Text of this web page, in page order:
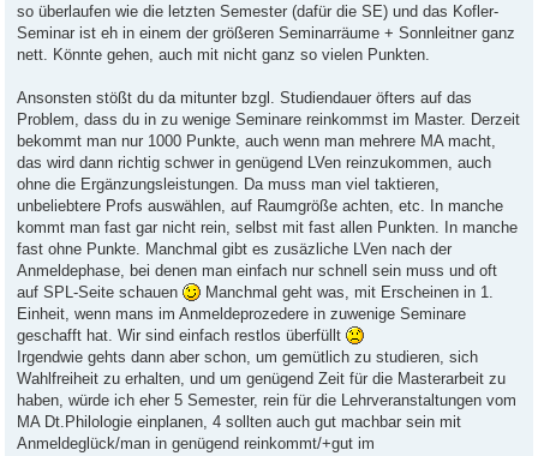
so überlaufen wie die letzten Semester (dafür die SE) und das Kofler-
Seminar ist eh in einem der größeren Seminarräume + Sonnleitner ganz
nett. Könnte gehen, auch mit nicht ganz so vielen Punkten.
Ansonsten stößt du da mitunter bzgl. Studiendauer öfters auf das
Problem, dass du in zu wenige Seminare reinkommst im Master. Derzeit
bekommt man nur 1000 Punkte, auch wenn man mehrere MA macht,
das wird dann richtig schwer in genügend LVen reinzukommen, auch
ohne die Ergänzungsleistungen. Da muss man viel taktieren,
unbeliebtere Profs auswählen, auf Raumgröße achten, etc. In manche
kommt man fast gar nicht rein, selbst mit fast allen Punkten. In manche
fast ohne Punkte. Manchmal gibt es zusäzliche LVen nach der
Anmeldephase, bei denen man einfach nur schnell sein muss und oft
auf SPL-Seite schauen
Manchmal geht was, mit Erscheinen in 1.
Einheit, wenn mans im Anmeldeprozedere in zuwenige Seminare
geschafft hat. Wir sind einfach restlos überfüllt
Irgendwie gehts dann aber schon, um gemütlich zu studieren, sich
Wahlfreiheit zu erhalten, und um genügend Zeit für die Masterarbeit zu
haben, würde ich eher 5 Semester, rein für die Lehrveranstaltungen vom
MA Dt.Philologie einplanen, 4 sollten auch gut machbar sein mit
Anmeldeglück/man in genügend reinkommt/+gut im